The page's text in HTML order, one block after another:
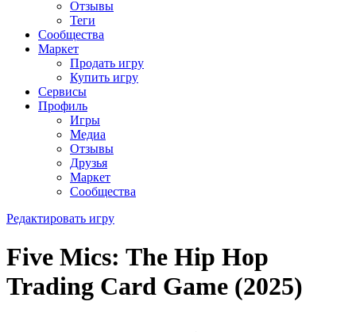
Отзывы
Теги
Сообщества
Маркет
Продать игру
Купить игру
Сервисы
Профиль
Игры
Медиа
Отзывы
Друзья
Маркет
Сообщества
Редактировать игру
Five Mics: The Hip Hop
Trading Card Game (2025)